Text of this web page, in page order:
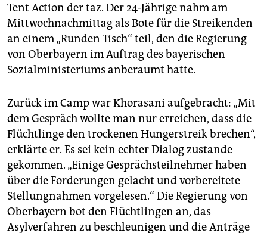
Tent Action der taz. Der 24-Jährige nahm am
Mittwochnachmittag als Bote für die Streikenden
an einem „Runden Tisch“ teil, den die Regierung
von Oberbayern im Auftrag des bayerischen
Sozialministeriums anberaumt hatte.
Zurück im Camp war Khorasani aufgebracht: „Mit
dem Gespräch wollte man nur erreichen, dass die
Flüchtlinge den trockenen Hungerstreik brechen“,
erklärte er. Es sei kein echter Dialog zustande
gekommen. „Einige Gesprächsteilnehmer haben
über die Forderungen gelacht und vorbereitete
Stellungnahmen vorgelesen.“ Die Regierung von
Oberbayern bot den Flüchtlingen an, das
Asylverfahren zu beschleunigen und die Anträge